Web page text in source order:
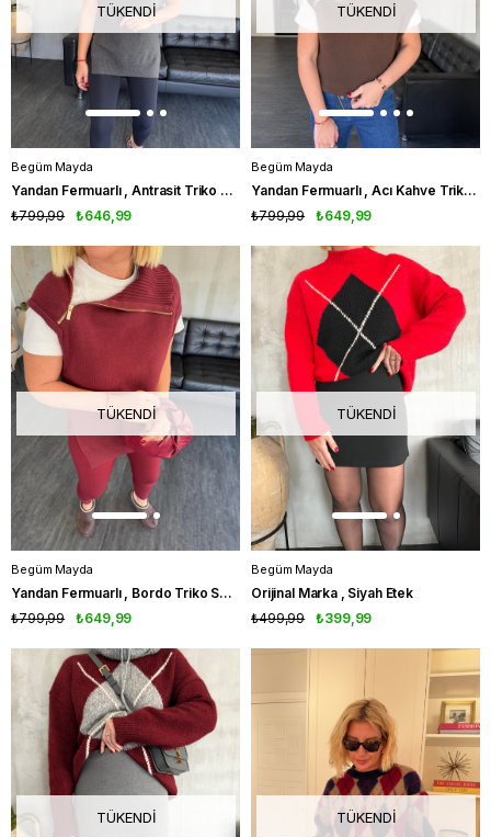
TÜKENDI
Begüm Mayda
Yandan Fermuarlı , Antrasit Triko Süveter
₺646,99
₺799,99
TÜKENDI
Begüm Mayda
Yandan Fermuarlı , Acı Kahve Triko Süveter
₺649,99
₺799,99
TÜKENDI
Begüm Mayda
Yandan Fermuarlı , Bordo Triko Süveter
₺649,99
₺799,99
TÜKENDI
Begüm Mayda
Orijinal Marka , Siyah Etek
₺399,99
₺499,99
TÜKENDI TÜKENDI